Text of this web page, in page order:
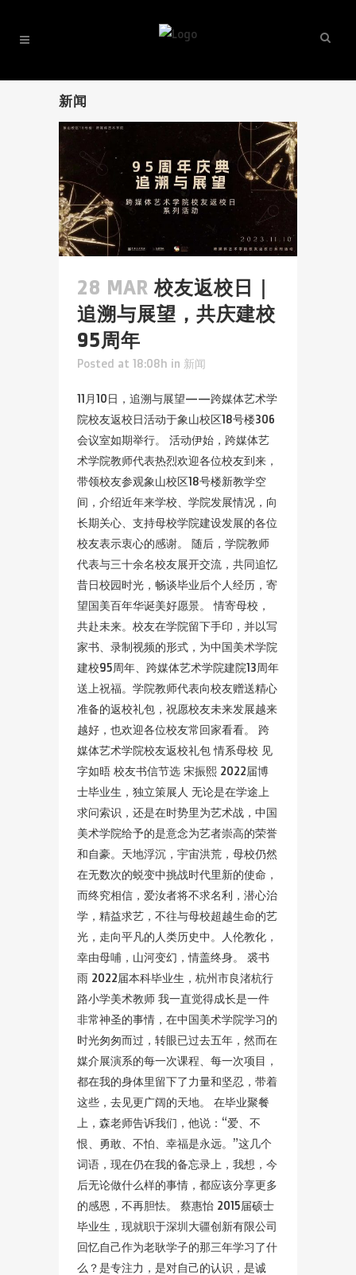
新闻
28 MAR 校友返校日｜
追溯与展望，共庆建校
95周年
Posted at 18:08h in 新闻
11月10日，追溯与展望——跨媒体艺术学
院校友返校日活动于象山校区18号楼306
会议室如期举行。 活动伊始，跨媒体艺
术学院教师代表热烈欢迎各位校友到来，
带领校友参观象山校区18号楼新教学空
间，介绍近年来学校、学院发展情况，向
长期关心、支持母校学院建设发展的各位
校友表示衷心的感谢。 随后，学院教师
代表与三十余名校友展开交流，共同追忆
昔日校园时光，畅谈毕业后个人经历，寄
望国美百年华诞美好愿景。 情寄母校，
共赴未来。校友在学院留下手印，并以写
家书、录制视频的形式，为中国美术学院
建校95周年、跨媒体艺术学院建院13周年
送上祝福。学院教师代表向校友赠送精心
准备的返校礼包，祝愿校友未来发展越来
越好，也欢迎各位校友常回家看看。 跨
媒体艺术学院校友返校礼包 情系母校 见
字如晤 校友书信节选 宋振熙 2022届博
士毕业生，独立策展人 无论是在学途上
求问索识，还是在时势里为艺术战，中国
美术学院给予的是意念为艺者崇高的荣誉
和自豪。天地浮沉，宇宙洪荒，母校仍然
在无数次的蜕变中挑战时代里新的使命，
而终究相信，爱汝者将不求名利，潜心治
学，精益求艺，不往与母校超越生命的艺
光，走向平凡的人类历史中。人伦教化，
幸由母哺，山河变幻，情盖终身。 裘书
雨 2022届本科毕业生，杭州市良渚杭行
路小学美术教师 我一直觉得成长是一件
非常神圣的事情，在中国美术学院学习的
时光匆匆而过，转眼已过去五年，然而在
媒介展演系的每一次课程、每一次项目，
都在我的身体里留下了力量和坚忍，带着
这些，去见更广阔的天地。 在毕业聚餐
上，森老师告诉我们，他说：“爱、不
恨、勇敢、不怕、幸福是永远。”这几个
词语，现在仍在我的备忘录上，我想，今
后无论做什么样的事情，都应该分享更多
的感恩，不再胆怯。 蔡惠怡 2015届硕士
毕业生，现就职于深圳大疆创新有限公司
回忆自己作为老耿学子的那三年学习了什
么？是专注力，是对自己的认识，是诚